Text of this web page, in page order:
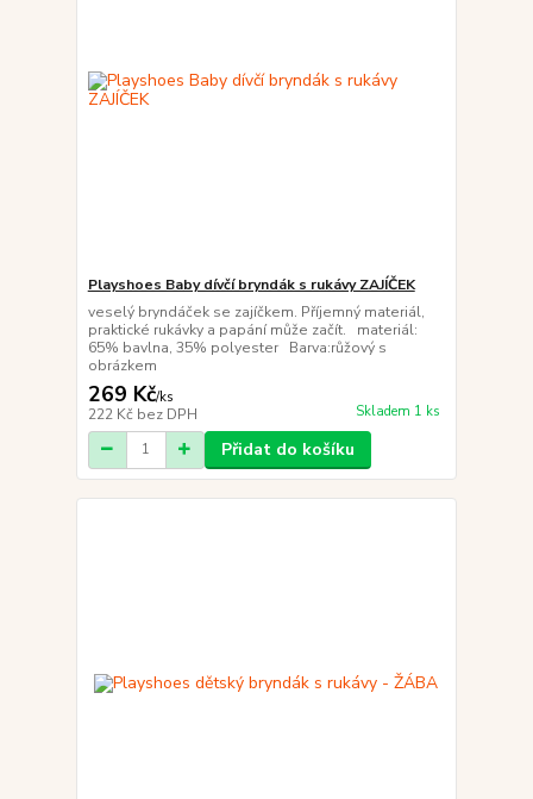
Playshoes Baby dívčí bryndák s rukávy ZAJÍČEK
veselý bryndáček se zajíčkem. Příjemný materiál,
praktické rukávky a papání může začít. materiál:
65% bavlna, 35% polyester Barva:růžový s
obrázkem
269 Kč/ks
222 Kč bez DPH Skladem 1 ks
Přidat do košíku